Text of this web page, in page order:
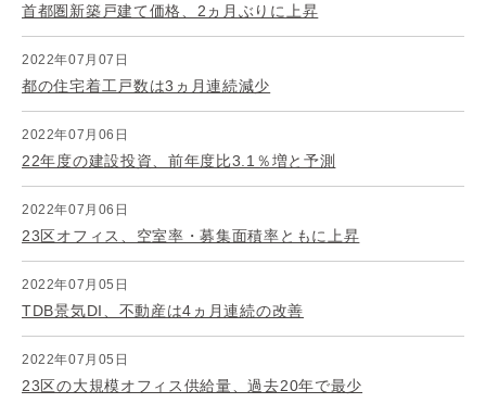
首都圏新築戸建て価格、2ヵ月ぶりに上昇
2022年07月07日
都の住宅着工戸数は3ヵ月連続減少
2022年07月06日
22年度の建設投資、前年度比3.1％増と予測
2022年07月06日
23区オフィス、空室率・募集面積率ともに上昇
2022年07月05日
TDB景気DI、不動産は4ヵ月連続の改善
2022年07月05日
23区の大規模オフィス供給量、過去20年で最少